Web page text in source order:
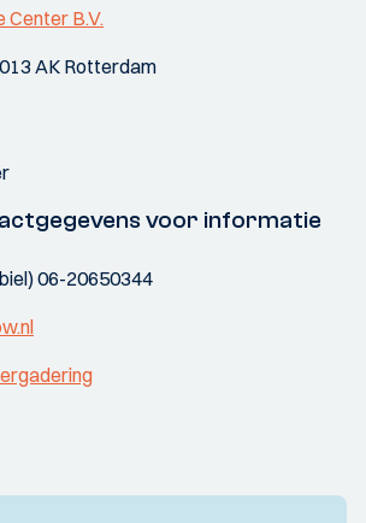
Center B.V.
AK Rotterdam
voor informatie
06-20650344